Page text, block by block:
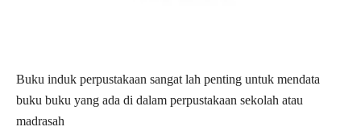
Buku induk perpustakaan sangat lah penting untuk mendata
buku buku yang ada di dalam perpustakaan sekolah atau
madrasah